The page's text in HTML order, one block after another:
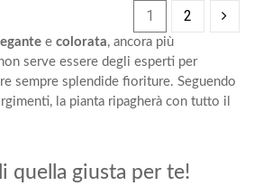
1 2
e colorata, ancora più
serve essere degli esperti per
sempre splendide fioriture. Seguendo
la pianta ripagherà con tutto il
quella giusta per te!